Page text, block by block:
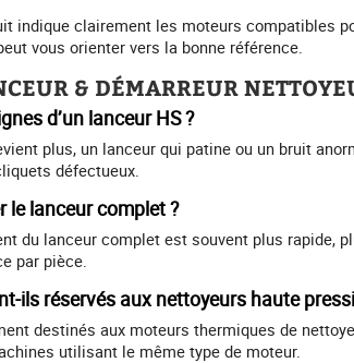
indique clairement les moteurs compatibles
vous orienter vers la bonne référence.
& DÉMARREUR
d’un lanceur HS ?
plus, un lanceur qui patine ou un bruit
défectueux.
le lanceur complet ?
du lanceur complet est souvent plus rapide,
par pièce.
ils réservés aux nettoyeurs haute
destinés aux moteurs thermiques de
utilisant le même type de moteur.